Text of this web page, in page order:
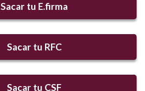
Sacar tu E.firma
Sacar tu RFC
Sacar tu CSF